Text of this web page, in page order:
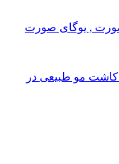
مو طبیعی در